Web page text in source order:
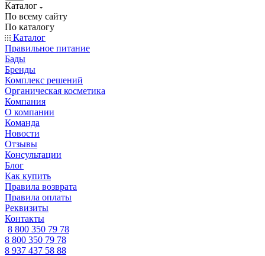
Каталог
По всему сайту
По каталогу
Каталог
Правильное питание
Бады
Бренды
Комплекс решений
Органическая косметика
Компания
О компании
Команда
Новости
Отзывы
Консультации
Блог
Как купить
Правила возврата
Правила оплаты
Реквизиты
Контакты
8 800 350 79 78
8 800 350 79 78
8 937 437 58 88